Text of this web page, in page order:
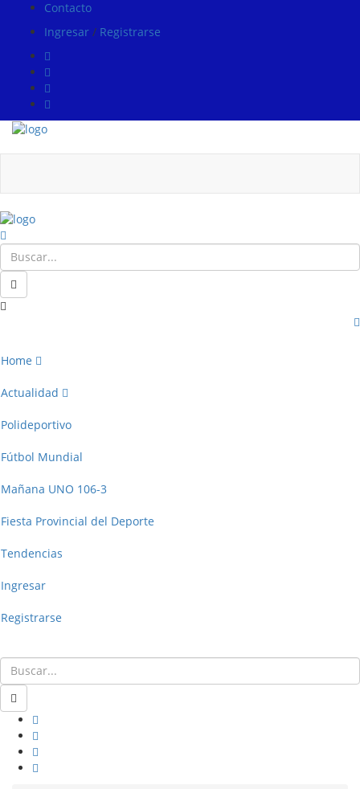
Contacto
Ingresar / Registrarse
Home
Actualidad
Polideportivo
Fútbol Mundial
Mañana UNO 106-3
Fiesta Provincial del Deporte
Tendencias
Ingresar
Registrarse